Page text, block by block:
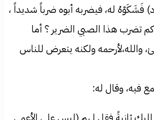
فَشَكَوْهُ له، فيضربه أبوه ضرباً شديداً ،
تضرب هذا الصبي الضرير ؟ أما
والله،لأرحمه ولكنه يتعرض للناس
فيه، وقال له: